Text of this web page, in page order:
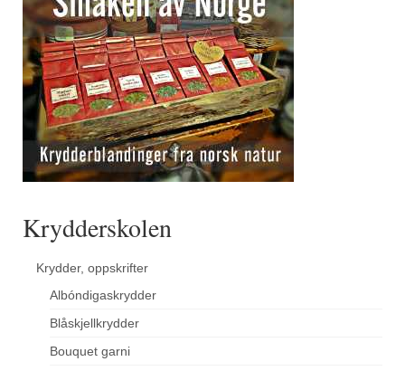
Krydderskolen
Krydder, oppskrifter
Albóndigaskrydder
Blåskjellkrydder
Bouquet garni